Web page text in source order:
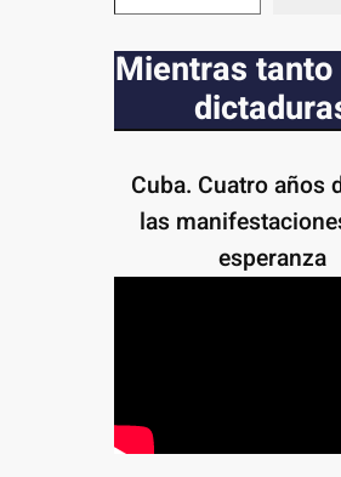
Mientras tanto
Cuba. Cuatro años
las
esperanza